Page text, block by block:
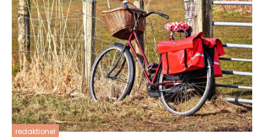
redaktionel